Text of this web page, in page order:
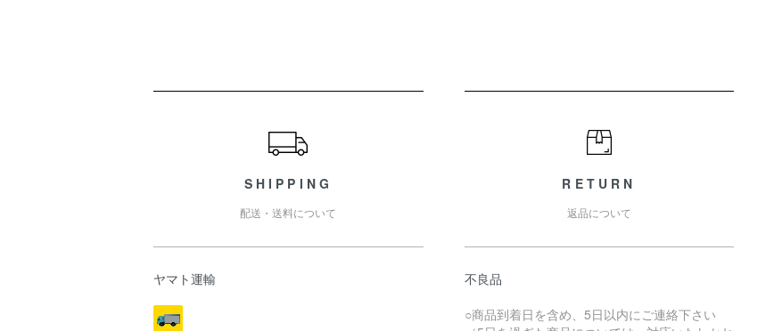
SHIPPING
配送・送料について
ヤマト運輸
RETURN
返品について
不良品
○商品到着日を含め、5日以内にご連絡下さい